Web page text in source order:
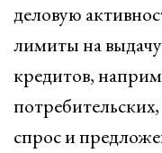
деловую
лимиты на
кредитов,
спрос и